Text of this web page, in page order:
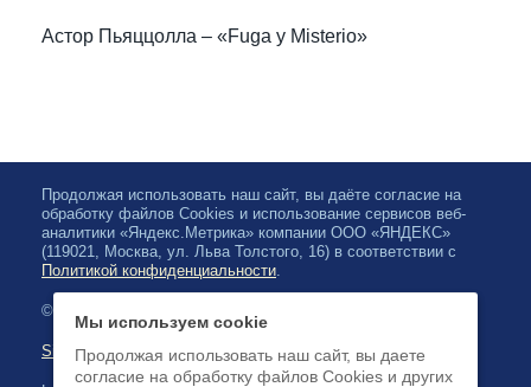
Астор Пьяццолла – «Fuga y Misterio»
Продолжая использовать наш сайт, вы даёте согласие на
обработку файлов Cookies и использование сервисов веб-
аналитики «Яндекс.Метрика» компании ООО «ЯНДЕКС»
(119021, Москва, ул. Льва Толстого, 16) в соответствии с
Политикой конфиденциальности.
© 2026, Karjalan valtionfilharmonia
Sivuston kartta
Мы используем cookie
Продолжая использовать наш сайт, вы даете
согласие на обработку файлов Cookies и других